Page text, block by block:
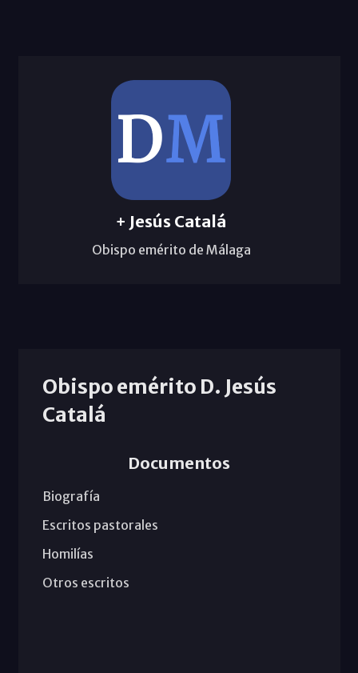
+ Jesús Catalá
Obispo emérito de Málaga
Obispo emérito D. Jesús
Catalá
Documentos
Biografía
Escritos pastorales
Homilías
Otros escritos